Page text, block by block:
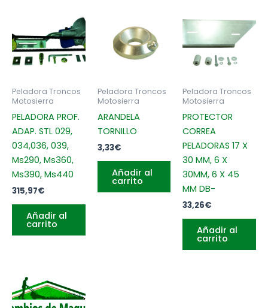
Peladora Troncos
Motosierra
PELADORA PROF.
ADAP. STL 029,
034,036, 039,
Ms290, Ms360,
Ms390, Ms440
315,97€
Añadir al
carrito
Peladora Troncos
Motosierra
ARANDELA
TORNILLO
3,33€
Añadir al
carrito
Peladora Troncos
Motosierra
PROTECTOR
CORREA
PELADORAS 17 X
30 MM, 6 X
30MM, 6 X 45
MM DB-
33,26€
Añadir al
carrito